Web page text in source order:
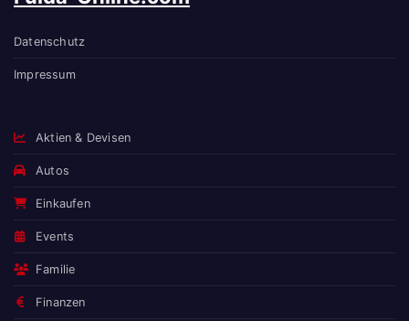
Datenschutz
Impressum
Aktien & Devisen
Autos
Einkaufen
Events
Familie
Finanzen